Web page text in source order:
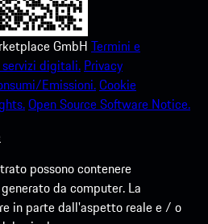
GmbH Termini e
digitali. Privacy
Emissioni.Cookie
Open Source Software Notice.
possono contenere
da computer. La
in parte dall'aspetto reale e / o